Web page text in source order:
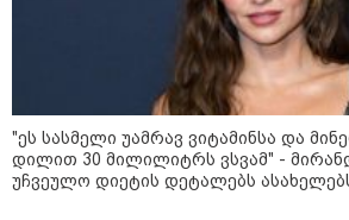
"ეს სასმელი უამრავ ვიტამინსა და
დილით 30 მილილიტრს ვსვამ" -
უჩვეულო დიეტის დეტალებს